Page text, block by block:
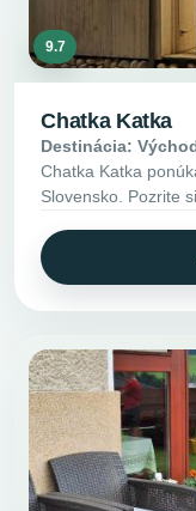
9.7
Chatka Katka
Destinácia:
Chatka Katka
Slovensko. Pozrite